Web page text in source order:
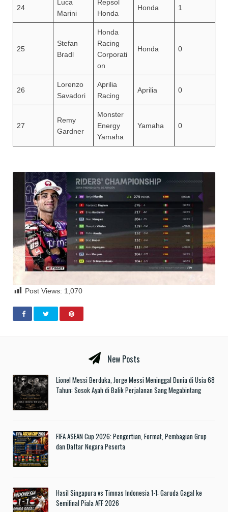
24
Luca
Marini
Repsol
Honda
Honda 1
25
Stefan
Bradl
Honda
Racing
Corporati
on
Honda 0
26
Lorenzo
Savadori
Aprilia
Racing
Aprilia 0
27
Remy
Gardner
Monster
Energy
Yamaha
Yamaha 0
Post Views: 1,070
New Posts
Lionel Messi Berduka, Jorge Messi Meninggal Dunia di Usia 68
Tahun: Sosok Ayah di Balik Perjalanan Sang Megabintang
FIFA ASEAN Cup 2026: Pengertian, Format, Pembagian Grup
dan Daftar Negara Peserta
Hasil Singapura vs Timnas Indonesia 1-1: Garuda Gagal ke
Semifinal Piala AFF 2026